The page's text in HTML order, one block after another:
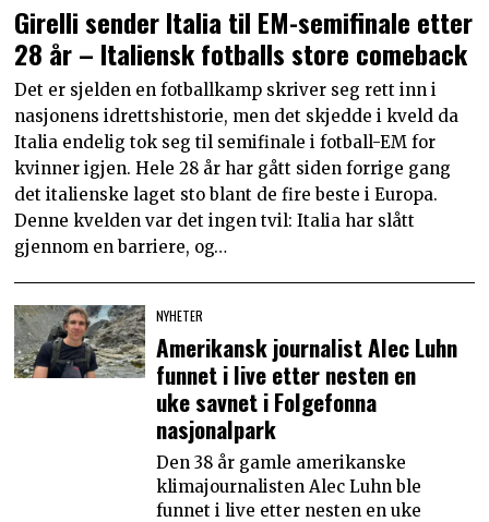
Girelli sender Italia til EM-semifinale etter
28 år – Italiensk fotballs store comeback
Det er sjelden en fotballkamp skriver seg rett inn i
nasjonens idrettshistorie, men det skjedde i kveld da
Italia endelig tok seg til semifinale i fotball-EM for
kvinner igjen. Hele 28 år har gått siden forrige gang
det italienske laget sto blant de fire beste i Europa.
Denne kvelden var det ingen tvil: Italia har slått
gjennom en barriere, og…
NYHETER
Amerikansk journalist Alec Luhn
funnet i live etter nesten en
uke savnet i Folgefonna
nasjonalpark
Den 38 år gamle amerikanske
klimajournalisten Alec Luhn ble
funnet i live etter nesten en uke